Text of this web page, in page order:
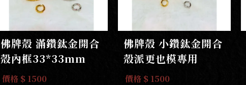
佛牌殼 滿鑽鈦金開合
殼內框33*33mm
價格 $ 1500
佛牌殼 小鑽鈦金開合
殼派更也模專用
價格 $ 1500